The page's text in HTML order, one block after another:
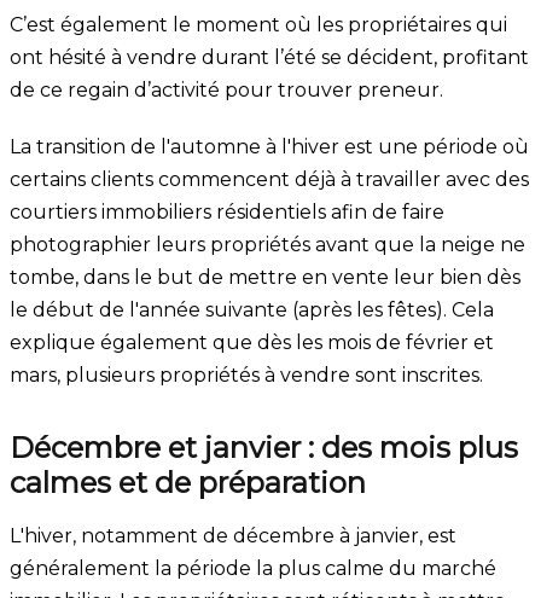
C’est également le moment où les propriétaires qui
ont hésité à vendre durant l’été se décident, profitant
de ce regain d’activité pour trouver preneur.
La transition de l'automne à l'hiver est une période où
certains clients commencent déjà à travailler avec des
courtiers immobiliers résidentiels afin de faire
photographier leurs propriétés avant que la neige ne
tombe, dans le but de mettre en vente leur bien dès
le début de l'année suivante (après les fêtes). Cela
explique également que dès les mois de février et
mars, plusieurs propriétés à vendre sont inscrites.
Décembre et janvier : des mois plus
calmes et de préparation
L'hiver, notamment de décembre à janvier, est
généralement la période la plus calme du marché